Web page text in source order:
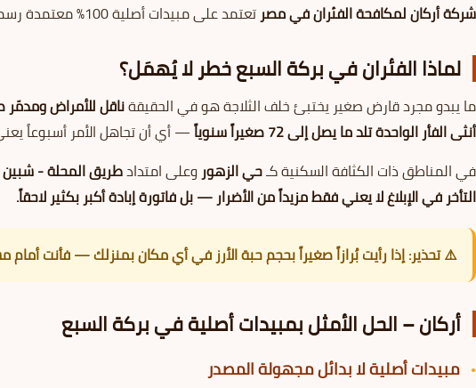
شركة أركان لمكافحة الفئران في مصرتعتمد على مبيدات أصلية 100% معتمدة رسمياً، مع فريق مدرب يصل إلى أي حي في بركة السبع خلال ساعات من اتصالك.
لماذا الفئران في بركة السبع خطر لا يُهمَل؟
ما يبدو مجرد قارض صغير يختبئ خلف الثلاجة هو في الحقيقةناقل للأمراض
أنثى الفأر الواحدة تلد ما يصل إلى 72 صغيراً سنوياً
— أي أن تجاهل الأمر أسبوعاً
في المناطق ذات الكثافة السكنية كـحي الزهوروعلى امتدادطريق المحلة - شبين
التأخر في الإبلاغ لا يعني فقط مزيداً من الأضرار — بل فاتورة إبادة أكبر بكثير لاحقاً.
⚠️ تحذير: إذا رأيت بُرازاً صغيراً بحجم حبة الأرز في أي مكان بمنزلك — فأنت أمام
أركان – الحل الأمثل بمبيدات أصلية في بركة السبع
مبيدات أصلية لا بدائل مجهولة المصدر